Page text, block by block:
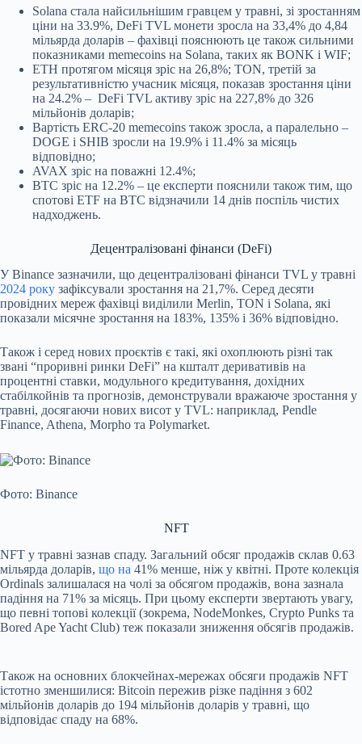
Solana стала найсильнішим гравцем у травні, зі зростанням
ціни на 33.9%, DeFi TVL монети зросла на 33,4% до 4,84
мільярда доларів – фахівці пояснюють це також сильними
показниками memecoins на Solana, таких як BONK і WIF;
ETH протягом місяця зріс на 26,8%; TON, третій за
результативністю учасник місяця, показав зростання ціни
на 24.2% – DeFi TVL активу зріс на 227,8% до 326
мільйонів доларів;
Вартість ERC-20 memecoins також зросла, а паралельно –
DOGE і SHIB зросли на 19.9% і 11.4% за місяць
відповідно;
AVAX зріс на поважні 12.4%;
BTC зріс на 12.2% – це експерти пояснили також тим, що
спотові ETF на BTC відзначили 14 днів поспіль чистих
надходжень.
Децентралізовані фінанси (DeFi)
У Binance зазначили, що децентралізовані фінанси TVL у травні
2024 року зафіксували зростання на 21,7%. Серед десяти
провідних мереж фахівці виділили Merlin, TON і Solana, які
показали місячне зростання на 183%, 135% і 36% відповідно.
Також і серед нових проєктів є такі, які охоплюють різні так
звані “проривні ринки DeFi” на кшталт деривативів на
процентні ставки, модульного кредитування, дохідних
стабілкойнів та прогнозів, демонстрували вражаюче зростання у
травні, досягаючи нових висот у TVL: наприклад, Pendle
Finance, Athena, Morpho та Polymarket.
Фото: Binance
NFT
NFT у травні зазнав спаду. Загальний обсяг продажів склав 0.63
мільярда доларів, що на 41% менше, ніж у квітні. Проте колекція
Ordinals залишалася на чолі за обсягом продажів, вона зазнала
падіння на 71% за місяць. При цьому експерти звертають увагу,
що певні топові колекції (зокрема, NodeMonkes, Crypto Punks та
Bored Ape Yacht Club) теж показали зниження обсягів продажів.
Також на основних блокчейнах-мережах обсяги продажів NFT
істотно зменшилися: Bitcoin пережив різке падіння з 602
мільйонів доларів до 194 мільйонів доларів у травні, що
відповідає спаду на 68%.